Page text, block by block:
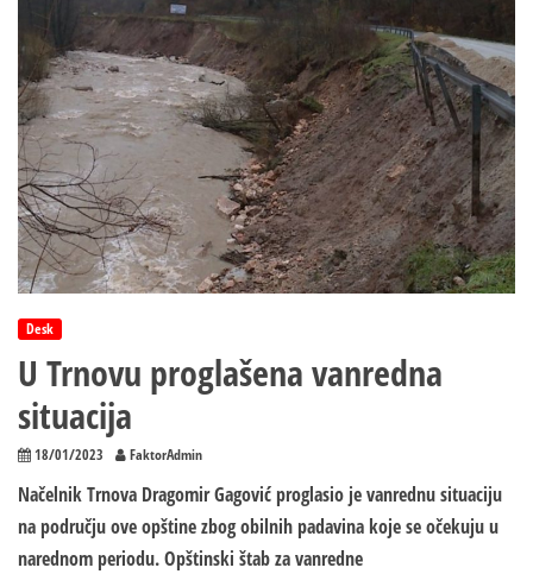
iz
zatvora
pušten
na
slobodu
Desk
U Trnovu proglašena vanredna
situacija
18/01/2023 FaktorAdmin
Načelnik Trnova Dragomir Gagović proglasio je vanrednu situaciju
na području ove opštine zbog obilnih padavina koje se očekuju u
narednom periodu. Opštinski štab za vanredne